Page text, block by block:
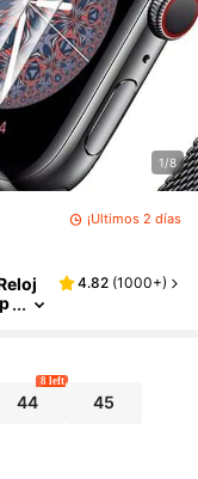
1/8
¡Últimos 2 días
4.82 (1000+)
44
8 left
45